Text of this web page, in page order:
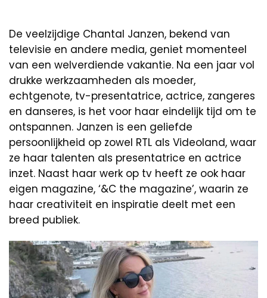
De veelzijdige Chantal Janzen, bekend van
televisie en andere media, geniet momenteel
van een welverdiende vakantie. Na een jaar vol
drukke werkzaamheden als moeder,
echtgenote, tv-presentatrice, actrice, zangeres
en danseres, is het voor haar eindelijk tijd om te
ontspannen. Janzen is een geliefde
persoonlijkheid op zowel RTL als Videoland, waar
ze haar talenten als presentatrice en actrice
inzet. Naast haar werk op tv heeft ze ook haar
eigen magazine, ‘&C the magazine’, waarin ze
haar creativiteit en inspiratie deelt met een
breed publiek.